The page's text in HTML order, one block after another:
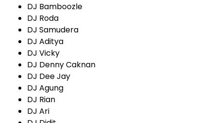
DJ Bamboozle
DJ Roda
DJ Samudera
DJ Aditya
DJ Vicky
DJ Denny Caknan
DJ Dee Jay
DJ Agung
DJ Rian
DJ Ari